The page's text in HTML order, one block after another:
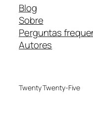
Blog
Sobre
Perguntas
Autores
Twenty Twenty-Five